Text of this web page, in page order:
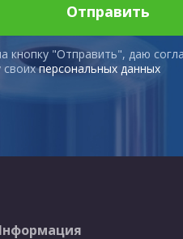
кнопку "Отправить", даю
своихперсональных данных
Отправить